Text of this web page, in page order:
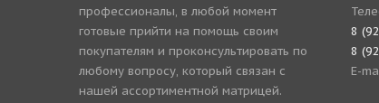
профессионалы, в любой момент
готовые прийти на помощь своим
покупателям и проконсультировать по
любому вопросу, который связан с
нашей ассортиментной матрицей.
8
8
E-